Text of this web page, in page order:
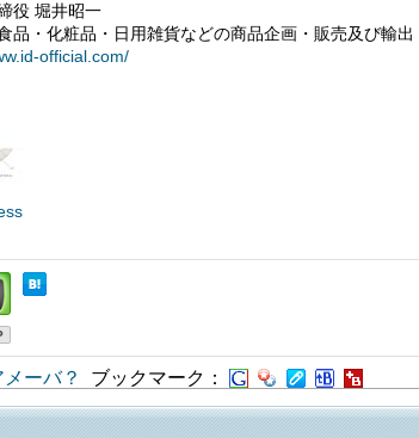
役 堀井昭一
品・化粧品・日用雑貨などの商品企画・販売及び輸出
official.com/
メーバ？ ブックマーク：